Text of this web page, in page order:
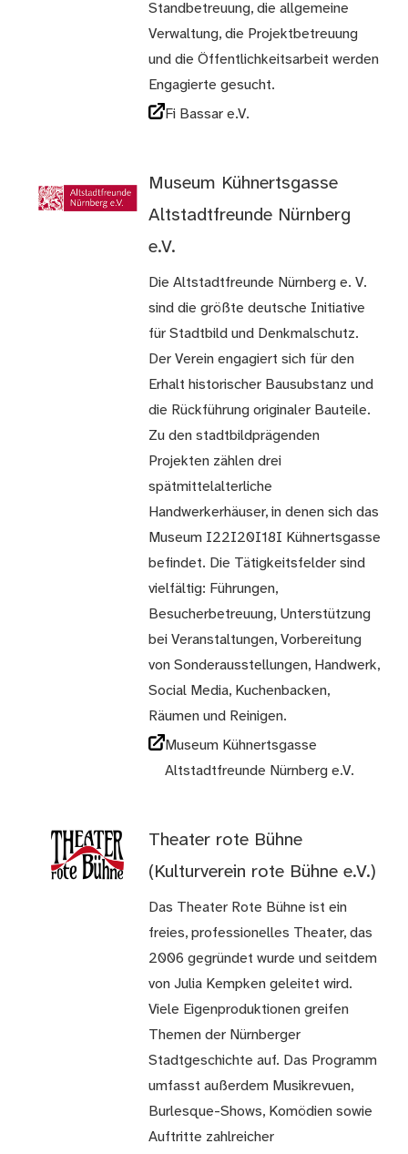
Standbetreuung, die allgemeine
Verwaltung, die Projektbetreuung
und die Öffentlichkeitsarbeit werden
Engagierte gesucht.
Fi Bassar e.V.
Museum Kühnertsgasse
Altstadtfreunde Nürnberg
e.V.
Die Altstadtfreunde Nürnberg e. V.
sind die größte deutsche Initiative
für Stadtbild und Denkmalschutz.
Der Verein engagiert sich für den
Erhalt historischer Bausubstanz und
die Rückführung originaler Bauteile.
Zu den stadtbildprägenden
Projekten zählen drei
spätmittelalterliche
Handwerkerhäuser, in denen sich das
Museum I22I20I18I Kühnertsgasse
befindet. Die Tätigkeitsfelder sind
vielfältig: Führungen,
Besucherbetreuung, Unterstützung
bei Veranstaltungen, Vorbereitung
von Sonderausstellungen, Handwerk,
Social Media, Kuchenbacken,
Räumen und Reinigen.
Museum Kühnertsgasse
Altstadtfreunde Nürnberg e.V.
Theater rote Bühne
(Kulturverein rote Bühne e.V.)
Das Theater Rote Bühne ist ein
freies, professionelles Theater, das
2006 gegründet wurde und seitdem
von Julia Kempken geleitet wird.
Viele Eigenproduktionen greifen
Themen der Nürnberger
Stadtgeschichte auf. Das Programm
umfasst außerdem Musikrevuen,
Burlesque-Shows, Komödien sowie
Auftritte zahlreicher